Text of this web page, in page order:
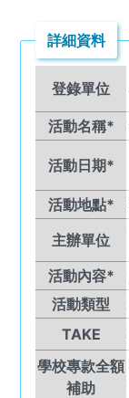
詳細資料
登錄單位
活動名稱*
活動日期*
活動地點*
主辦單位
活動內容*
活動類型
TAKE
學校專款全額
補助